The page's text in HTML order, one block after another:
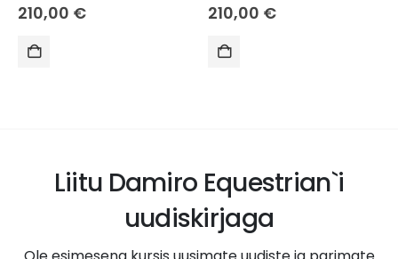
210,00 € 210,00 €
Liitu Damiro Equestrian`i
uudiskirjaga